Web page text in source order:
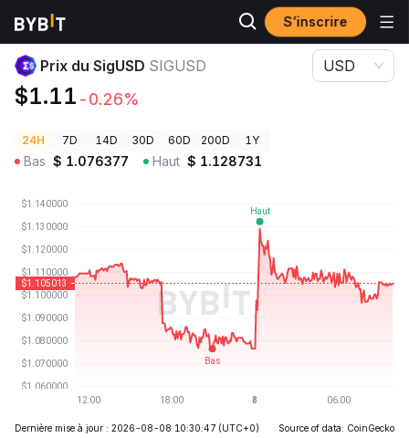
S’inscrire
Prix des cryptos Prix du SigUSD SIGUSD
Prix du SigUSD SIGUSD
$1.11 -0.26%
USD
24H 7D 14D 30D 60D 200D 1Y
Bas $ 1.076377 Haut $ 1.128731
Dernière mise à jour : 2026-08-08 10:30:47 (UTC+0) Source of data: CoinGecko